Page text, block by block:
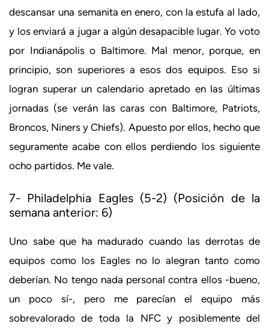
descansar una semanita en enero, con la estufa al lado,
y los enviará a jugar a algún desapacible lugar. Yo voto
por Indianápolis o Baltimore. Mal menor, porque, en
principio, son superiores a esos dos equipos. Eso si
logran superar un calendario apretado en las últimas
jornadas (se verán las caras con Baltimore, Patriots,
Broncos, Niners y Chiefs). Apuesto por ellos, hecho que
seguramente acabe con ellos perdiendo los siguiente
ocho partidos. Me vale.
7- Philadelphia Eagles (5-2) (Posición de la
semana anterior: 6)
Uno sabe que ha madurado cuando las derrotas de
equipos como los Eagles no lo alegran tanto como
deberían. No tengo nada personal contra ellos -bueno,
un poco sí-, pero me parecían el equipo más
sobrevalorado de toda la NFC y posiblemente del